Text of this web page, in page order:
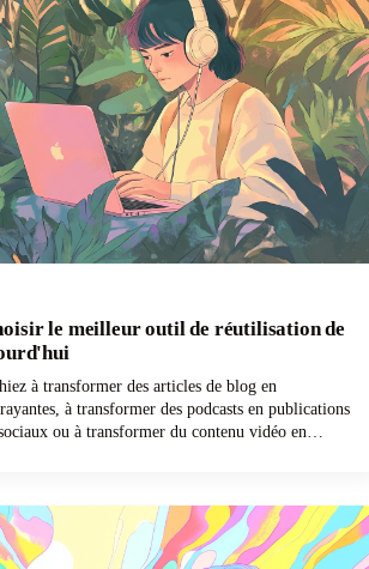
le meilleur outil de réutilisation de
à transformer des articles de blog en
à transformer des podcasts en publications
ou à transformer du contenu vidéo en
de variantes de contenu à des solutions
dans des tâches de réutilisation spécifiques.